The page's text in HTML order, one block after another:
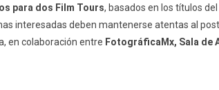
para dos Film Tours, basados en los títulos del
interesadas deben mantenerse atentas al
en colaboración entre FotográficaMx, Sala de